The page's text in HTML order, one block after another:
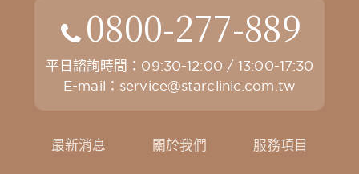
0800-277-889
平日諮詢時間：09:30-12:00 / 13:00-17:30
E-mail： service@starclinic.com.tw
最新消息 關於我們 服務項目